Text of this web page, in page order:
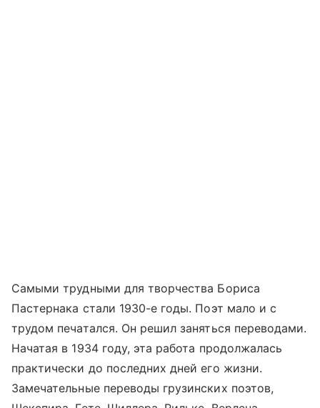
Самыми трудными для творчества Бориса
Пастернака стали 1930-е годы. Поэт мало и с
трудом печатался. Он решил заняться переводами.
Начатая в 1934 году, эта работа продолжалась
практически до последних дней его жизни.
Замечательные переводы грузинских поэтов,